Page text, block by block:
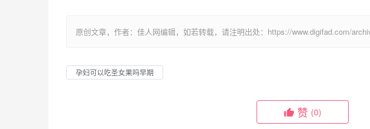
原创文章，作者：佳人网编辑，如若转载，请注明出处：https://www.digifad.com/
孕妇可以吃圣女果吗早期
赞 (0)